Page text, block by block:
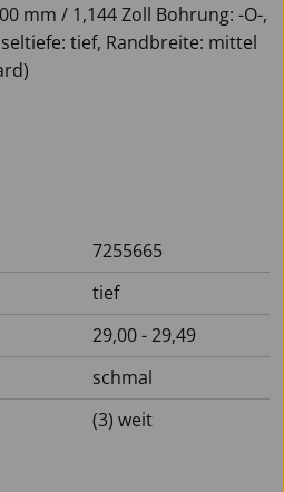
mm / 1,144 Zoll Bohrung: -O-,
tief, Randbreite: mittel
7255665
tief
29,00 - 29,49
schmal
(3) weit